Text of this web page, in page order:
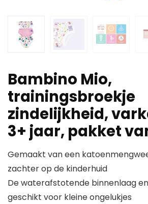
Bambino Mio,
trainingsbroekje
zindelijkheid,
3+ jaar, pakket
Gemaakt van een
zachter op de kinderhuid
De waterafstotende binnenlaag
geschikt voor kleine ongelukjes